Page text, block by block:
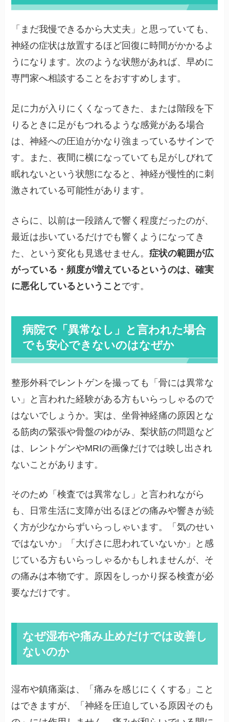
「まだ我慢できるから大丈夫」と思っていても、
神経の症状は放置するほど回復に時間がかかるよ
うになります。次のような状態があれば、早めに
専門家へ相談することをおすすめします。
足に力が入りにくくなってきた、または階段を下
りるときに足がもつれるような感覚がある場合
は、神経への圧迫がかなり強まっているサインで
す。また、夜間に横になっていても足がしびれて
眠れないという状態になると、神経が慢性的に刺
激されている可能性があります。
さらに、以前は一段踏んで響く程度だったのが、
最近は歩いているだけでも響くようになってき
た、という変化も見逃せません。症状の範囲が広
がっている・頻度が増えているというのは、確実
に悪化しているということ です。
病院で「異常なし」と言われた場合
でも安心できないのはなぜか
整形外科でレントゲンを撮っても「骨には異常な
い」と言われた経験がある方もいらっしゃるので
はないでしょうか。実は、坐骨神経痛の原因とな
る筋肉の緊張や骨盤のゆがみ、梨状筋の問題など
は、レントゲンやMRIの画像だけでは映し出され
ないことがあります。
そのため「検査では異常なし」と言われながら
も、日常生活に支障が出るほどの痛みや響きが続
く方が少なからずいらっしゃいます。「気のせい
ではないか」「大げさに思われていないか」と感
じている方もいらっしゃるかもしれませんが、そ
の痛みは本物です。原因をしっかり探る検査が必
要なだけです。
なぜ湿布や痛み止めだけでは改善し
ないのか
湿布や鎮痛薬は、「痛みを感じにくくする」こと
はできますが、「神経を圧迫している原因そのも